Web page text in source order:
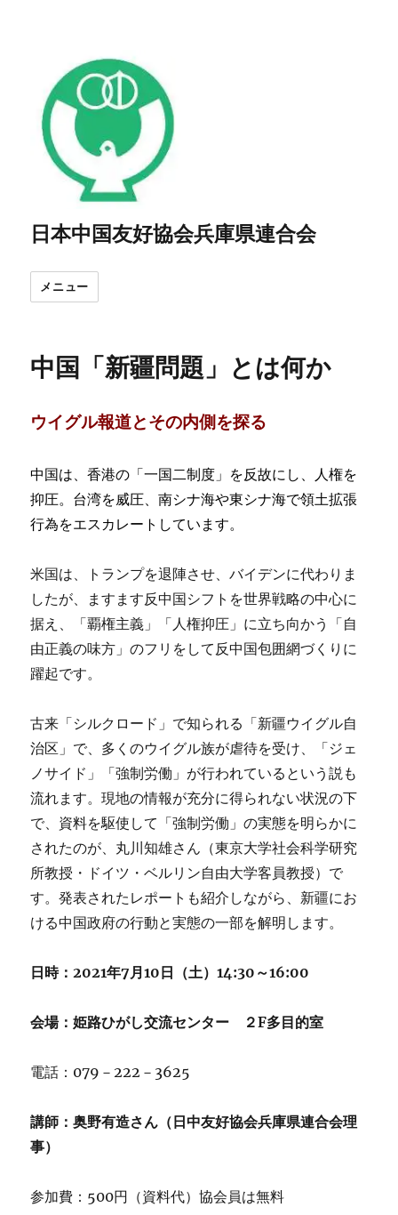
日本中国友好協会兵庫県連合会
メニュー
中国「新疆問題」とは何か
ウイグル報道とその内側を探る
中国は、香港の「一国二制度」を反故にし、人権を
抑圧。台湾を威圧、南シナ海や東シナ海で領土拡張
行為をエスカレートしています。
米国は、トランプを退陣させ、バイデンに代わりま
したが、ますます反中国シフトを世界戦略の中心に
据え、「覇権主義」「人権抑圧」に立ち向かう「自
由正義の味方」のフリをして反中国包囲網づくりに
躍起です。
古来「シルクロード」で知られる「新疆ウイグル自
治区」で、多くのウイグル族が虐待を受け、「ジェ
ノサイド」「強制労働」が行われているという説も
流れます。現地の情報が充分に得られない状況の下
で、資料を駆使して「強制労働」の実態を明らかに
されたのが、丸川知雄さん（東京大学社会科学研究
所教授・ドイツ・ベルリン自由大学客員教授）で
す。発表されたレポートも紹介しながら、新疆にお
ける中国政府の行動と実態の一部を解明します。
日時：2021年7月10日（土）14:30～16:00
会場：姫路ひがし交流センター ２F多目的室
電話：079－222－3625
講師：奥野有造さん（日中友好協会兵庫県連合会理
事）
参加費：500円（資料代）協会員は無料